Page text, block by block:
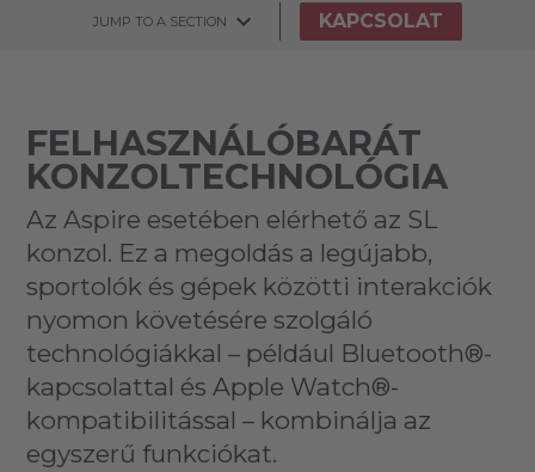
JUMP TO A SECTION KAPCSOLAT
FELHASZNÁLÓBARÁT
KONZOLTECHNOLÓGIA
Az Aspire esetében elérhető az SL
konzol. Ez a megoldás a legújabb,
sportolók és gépek közötti interakciók
nyomon követésére szolgáló
technológiákkal – például Bluetooth®-
kapcsolattal és Apple Watch®-
kompatibilitással – kombinálja az
egyszerű funkciókat.